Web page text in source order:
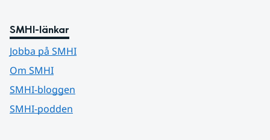
SMHI-länkar
Jobba på SMHI
Om SMHI
SMHI-bloggen
SMHI-podden